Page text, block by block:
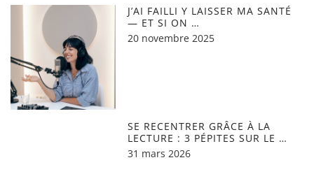
J’AI FAILLI Y LAISSER MA SANTÉ
— ET SI ON …
20 novembre 2025
SE RECENTRER GRÂCE À LA
LECTURE : 3 PÉPITES SUR LE …
31 mars 2026